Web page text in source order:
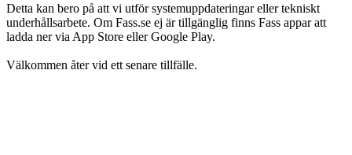
Detta kan bero på att vi utför systemuppdateringar eller tekniskt
underhållsarbete. Om Fass.se ej är tillgänglig finns Fass appar att
ladda ner via App Store eller Google Play.
Välkommen åter vid ett senare tillfälle.